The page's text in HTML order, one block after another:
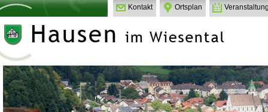
Kontakt Ortsplan